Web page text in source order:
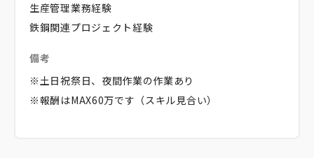
生産管理業務経験
鉄鋼関連プロジェクト経験
備考
※土日祝祭日、夜間作業の作業あり
※報酬はMAX60万です（スキル見合い）